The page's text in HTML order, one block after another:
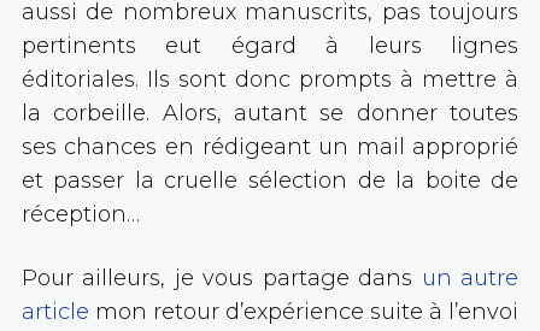
aussi de nombreux manuscrits, pas toujours
pertinents eut égard à leurs lignes
éditoriales. Ils sont donc prompts à mettre à
la corbeille. Alors, autant se donner toutes
ses chances en rédigeant un mail approprié
et passer la cruelle sélection de la boite de
réception…
Pour ailleurs, je vous partage dans un autre
article mon retour d’expérience suite à l’envoi